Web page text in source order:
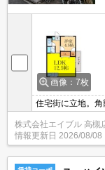
画像：7枚
住宅街に立地。角
50%、800円/月。
株式会社エイブル 高槻
情報更新日 2026/08/08